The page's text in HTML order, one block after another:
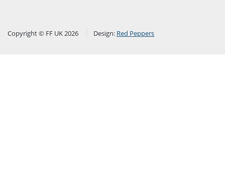
Copyright © FF UK 2026 Design: Red Peppers